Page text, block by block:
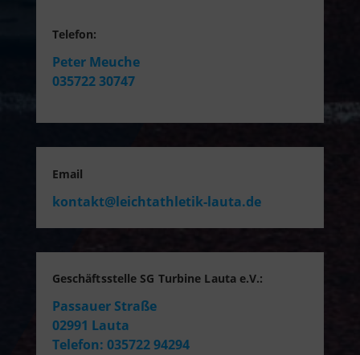
Telefon:
Peter Meuche
035722 30747
Email
kontakt@leichtathletik-lauta.de
Geschäftsstelle SG Turbine Lauta e.V.:
Passauer Straße
02991 Lauta
Telefon: 035722 94294